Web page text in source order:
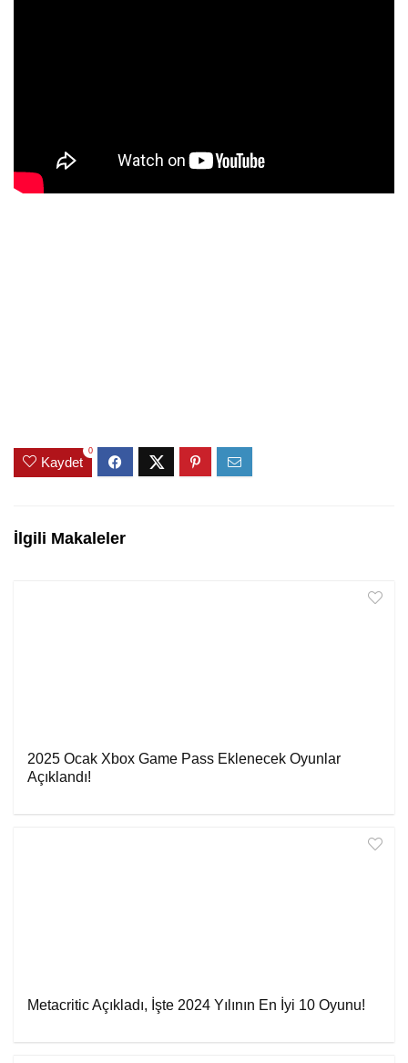
Kaydet
0
İlgili Makaleler
2025 Ocak Xbox Game Pass Eklenecek Oyunlar
Açıklandı!
Metacritic Açıkladı, İşte 2024 Yılının En İyi 10 Oyunu!